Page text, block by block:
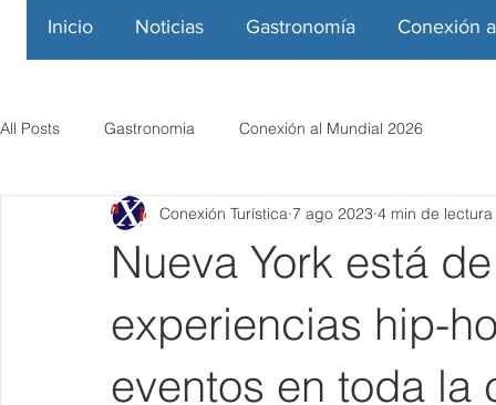
Inicio Noticias Gastronomía Conexión
All Posts Gastronomia Conexión al Mundial 2026
Nueva York está
experiencias hip-
eventos en toda la
Conexión Turística 7 ago 2023 4 min de lectura